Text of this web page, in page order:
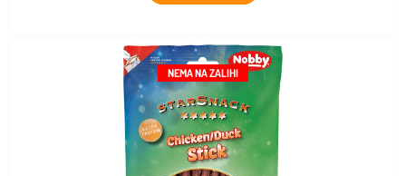
NEMA NA ZALIHI